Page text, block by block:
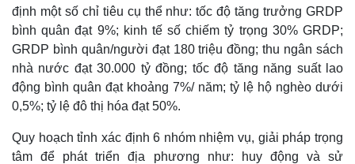
định một số chỉ tiêu cụ thể như: tốc độ tăng trưởng GRDP
bình quân đạt 9%; kinh tế số chiếm tỷ trọng 30% GRDP;
GRDP bình quân/người đạt 180 triệu đồng; thu ngân sách
nhà nước đạt 30.000 tỷ đồng; tốc độ tăng năng suất lao
động bình quân đạt khoảng 7%/ năm; tỷ lệ hộ nghèo dưới
0,5%; tỷ lệ đô thị hóa đạt 50%.
Quy hoạch tỉnh xác định 6 nhóm nhiệm vụ, giải pháp trọng
tâm để phát triển địa phương như: huy động và sử